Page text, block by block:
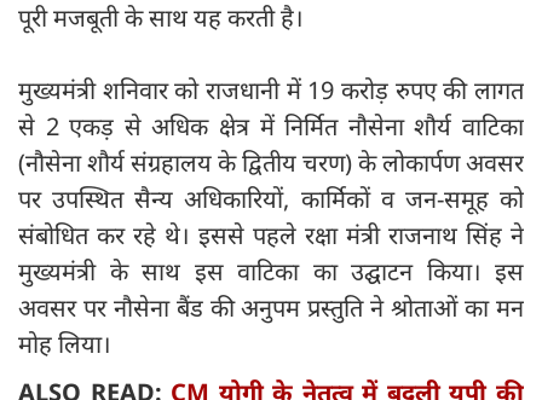
पूरी मजबूती के साथ यह करती है।
मुख्यमंत्री शनिवार को राजधानी में 19 करोड़ रुपए की लागत
से 2 एकड़ से अधिक क्षेत्र में निर्मित नौसेना शौर्य वाटिका
(नौसेना शौर्य संग्रहालय के द्वितीय चरण) के लोकार्पण अवसर
पर उपस्थित सैन्य अधिकारियों, कार्मिकों व जन-समूह को
संबोधित कर रहे थे। इससे पहले रक्षा मंत्री राजनाथ सिंह ने
मुख्यमंत्री के साथ इस वाटिका का उद्घाटन किया। इस
अवसर पर नौसेना बैंड की अनुपम प्रस्तुति ने श्रोताओं का मन
मोह लिया।
ALSO READ: CM योगी के नेतृत्व में बदली यूपी की